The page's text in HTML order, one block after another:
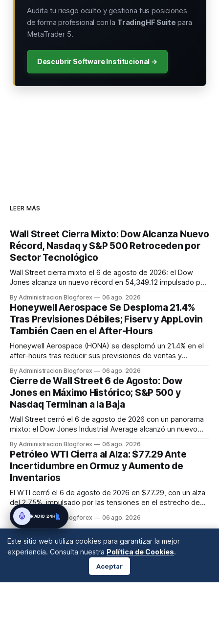
Audita tu riesgo oculto y gestiona tus posiciones
de forma profesional con la TradingHF Suite para
MetaTrader 5.
Descubrir Software Institucional →
LEER MÁS
Wall Street Cierra Mixto: Dow Alcanza Nuevo
Récord, Nasdaq y S&P 500 Retroceden por
Sector Tecnológico
Wall Street cierra mixto el 6 de agosto de 2026: el Dow
Jones alcanza un nuevo récord en 54,349.12 impulsado por
Composite retroceden un 0.2% y 0.8% respectivamente,
lastrados por el sector tecnológico. El VIX cayó a 15.43, y el
progreso en...
By Administracion Blogforex 06 ago. 2026
Honeywell Aerospace Se Desploma 21.4%
Tras Previsiones Débiles; Fiserv y AppLovin
También Caen en el After-Hours
Honeywell Aerospace (HONA) se desplomó un 21.4% en el
after-hours tras reducir sus previsiones de ventas y
en sus pronósticos anuales, y AppLovin (APP) bajó un 19.3%
tras no alcanzar las estimaciones de ingresos. SanDisk
(SNDK) tambié...
By Administracion Blogforex 06 ago. 2026
Cierre de Wall Street 6 de Agosto: Dow
Jones en Máximo Histórico; S&P 500 y
Nasdaq Terminan a la Baja
Wall Street cerró el 6 de agosto de 2026 con un panorama
mixto: el Dow Jones Industrial Average alcanzó un nuevo
que el S&P 500 retrocedió un 0.2% a 7,723.55 y el Nasdaq
Composite cayó un 0.8% a 26,363.44, afectado por la
debilidad de las a...
By Administracion Blogforex 06 ago. 2026
Petróleo WTI Cierra al Alza: $77.29 Ante
Incertidumbre en Ormuz y Aumento de
Inventarios
El WTI cerró el 6 de agosto de 2026 en $77.29, con un alza
del 2.75%, impulsado por las tensiones en el estrecho de
Ormuz, a pesar del aumento inesperado en los inventarios
de crudo de EE. UU.
By Administracion Blogforex 06 ago. 2026
Este sitio web utiliza cookies para garantizar la mejor
experiencia. Consulta nuestra Política de Cookies.
Aceptar
RADIO 24H